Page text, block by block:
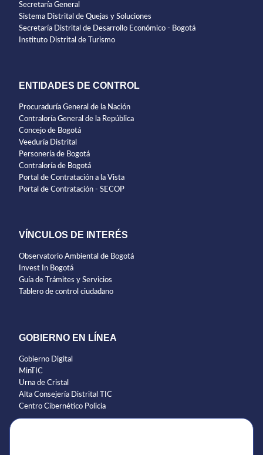
Secretaría General
Sistema Distrital de Quejas y Soluciones
Secretaría Distrital de Desarrollo Económico - Bogotá
Instituto Distrital de Turismo
ENTIDADES DE CONTROL
Procuraduría General de la Nación
Contraloría General de la República
Concejo de Bogotá
Veeduría Distrital
Personería de Bogotá
Contraloría de Bogotá
Portal de Contratación a la Vista
Portal de Contratación - SECOP
VÍNCULOS DE INTERÉS
Observatorio Ambiental de Bogotá
Invest In Bogotá
Guía de Trámites y Servicios
Tablero de control ciudadano
GOBIERNO EN LÍNEA
Gobierno Digital
MinTIC
Urna de Cristal
Alta Consejería Distrital TIC
Centro Cibernético Policia